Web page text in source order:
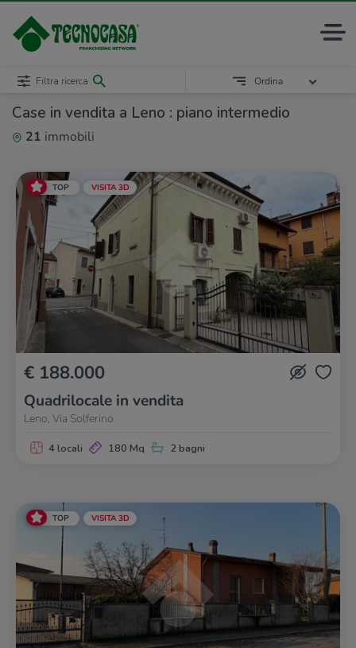
Case in vendita a Leno : piano intermedio
21 immobili
Filtra ricerca Ordina
TOP VISITA 3D
€ 188.000
Quadrilocale in vendita
Leno, Via Solferino
4 locali 180 Mq 2 bagni
TOP VISITA 3D